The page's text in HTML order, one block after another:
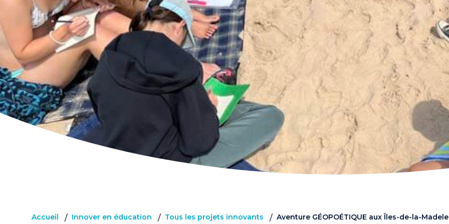
Accueil / Innover en éducation / Tous les projets innovants / Aventure GÉOPOÉTIQUE aux Îles-de-la-